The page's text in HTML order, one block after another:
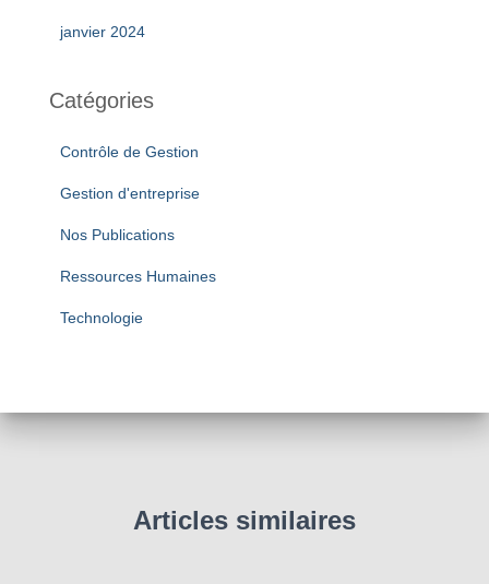
janvier 2024
Catégories
Contrôle de Gestion
Gestion d'entreprise
Nos Publications
Ressources Humaines
Technologie
Articles similaires